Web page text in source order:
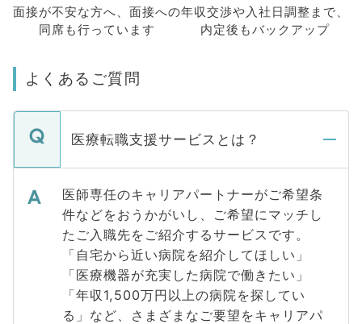
面接が不安な方へ、 面接への
同席も行っています
年収交渉や入社日調整まで、
内定後もバックアップ
よくあるご質問
医療転職支援サービスとは？
医師専任のキャリアパートナーがご希望条
件などをおうかがいし、ご希望にマッチし
たご入職先をご紹介するサービスです。
「自宅から近い病院を紹介してほしい」
「医療機器が充実した病院で働きたい」
「年収1,500万円以上の病院を探してい
る」など、さまざまなご要望をキャリアパ